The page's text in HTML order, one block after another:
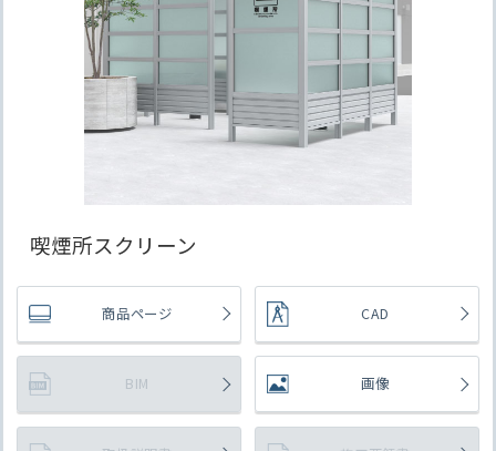
喫煙所スクリーン
商品ページ CAD
BIM 画像